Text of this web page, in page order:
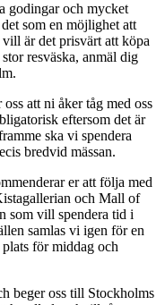
godingar och mycket
som en möjlighet att
är det prisvärt att köpa
resväska, anmäl dig
att ni åker tåg med oss
eftersom det är
ska vi spendera
bredvid mässan.
er att följa med
och Mall of
som vill spendera tid i
samlas vi igen för en
för middag och
beger oss till Stockholms